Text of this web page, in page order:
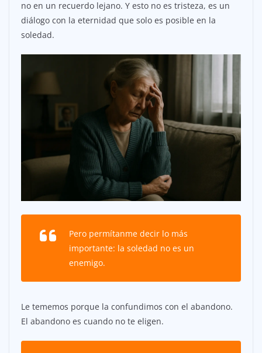
no en un recuerdo lejano. Y esto no es tristeza, es un
diálogo con la eternidad que solo es posible en la
soledad.
Pero permítanme decir lo más
importante: la soledad no es un
enemigo.
Le tememos porque la confundimos con el abandono.
El abandono es cuando no te eligen.